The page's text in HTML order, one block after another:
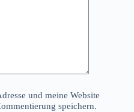
und meine Website
speichern.